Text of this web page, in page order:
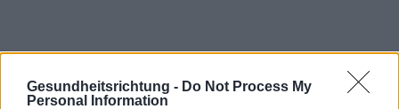
Gesundheitsrichtung - Do Not Process My
Personal Information